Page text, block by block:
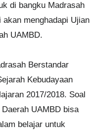
di bangku Madrasah
menghadapi Ujian
UAMBD.
Berstandar
Kebudayaan
2017/2018. Soal
UAMBD bisa
belajar untuk